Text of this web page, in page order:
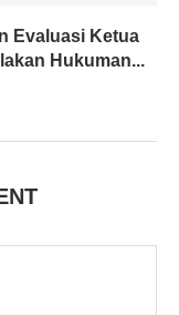
Evaluasi Ketua
Hukuman...